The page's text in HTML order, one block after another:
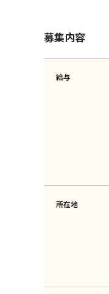
募集内容
給与
所在地